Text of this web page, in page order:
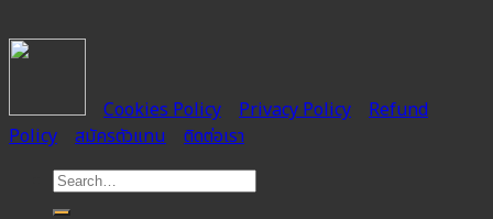
Cookies Policy Privacy Policy
Refund
Policy
สมัครตัวแทน ติดต่อเรา